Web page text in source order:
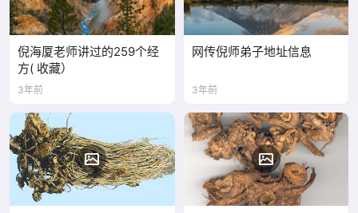
倪海厦老师讲过的259个经
方( 收藏）
3年前
网传倪师弟子地址信息
3年前